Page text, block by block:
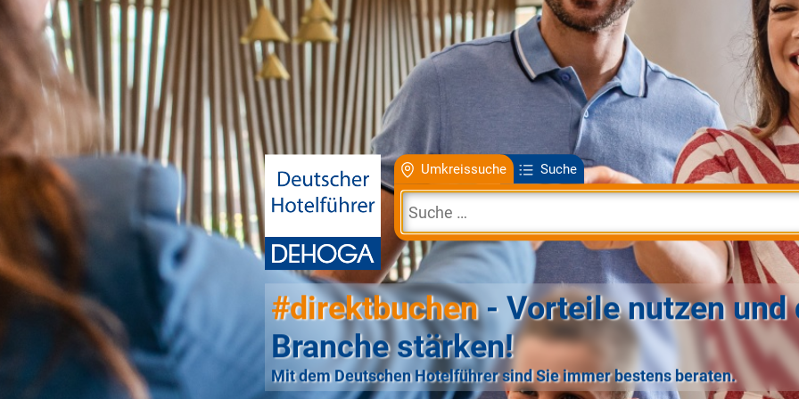
Umkreissuche Suche
#direktbuchen- Vorteile nutzen und
Branche stärken!
Mit dem Deutschen Hotelführer sind Sie immer bestens beraten.